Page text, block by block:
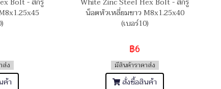
Bolt - สกรู
ส่ง
ค้า
White Zinc Steel Hex Bolt - สกรู
น็อตหัวเหลี่ยมขาว M8x1.25x40
(เบอร์10)
฿6
มีสินค้าราคาส่ง
สั่งซื้อสินค้า